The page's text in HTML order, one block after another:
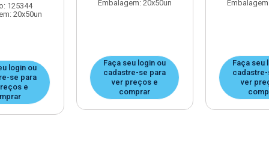
125344
20x50un
login ou
se para
e
Embalagem: 20x50un
Faça seu login ou
cadastre-se para
ver preços e
comprar
Faça seu
ver